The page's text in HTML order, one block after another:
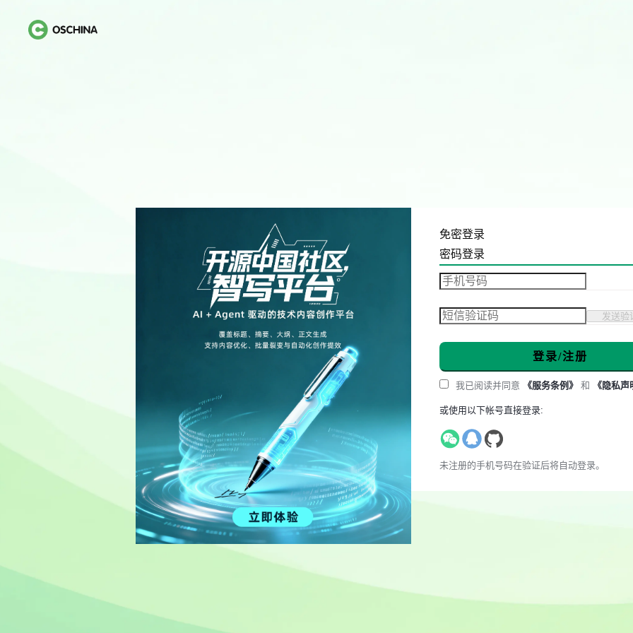
免密登录
密码登录
发送验
登录/注册
我已阅读并同意 《服务条例》 和 《隐私声
或使用以下帐号直接登录:
未注册的手机号码在验证后将自动登录。